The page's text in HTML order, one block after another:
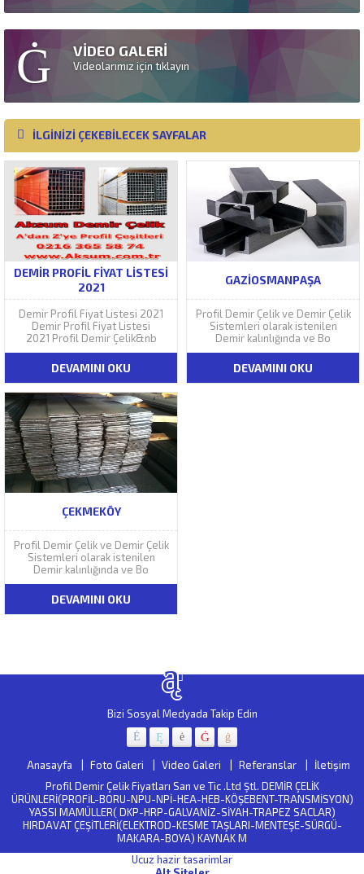
VİDEO GALERİ
Videolarımız için tıklayın
İLGİNİZİ ÇEKEBİLECEK SAYFALAR
DEMIR PROFIL FIYAT LISTESI
2021
Demir Profil Fiyat Listesi 2021
Demir Profil Fiyat Listesi
2021 Profil Demir Çelik&nb
DEVAMINI OKU
GAZIOSMANPAŞA
Profil Demir Çelik ve Demir Çelik
Sistemleri olarak istenilen
Demir kalınlığında ve Bo
DEVAMINI OKU
ÇEKMEKÖY
Profil Demir Çelik ve Demir Çelik
Sistemleri olarak istenilen
Demir kalınlığında ve Bo
DEVAMINI OKU
Bizi Sosyal Medyada Takip Edin
Anasayfa Foto Galeri Video Galeri Referanslar
İletişim
Profil Demir Çelik Fiyatları San ve Tic .Ltd Ştl. DEMİR ÇELİK
ÜRÜNLERİ(PROFİL-BORU-NPU-NPİ-HEA-HEB-KÖŞEBENT-TRANSMİSYON)
YASSI MAMÜLLER( DKP-HRP-GALVANİZ-SİYAH-TRAPEZ SACLAR)
HIRDAVAT ÇEŞİTLERİ(ELEKTROD-KESME TAŞLARI-MENTEŞE-SÜRGÜ-
MAKARA-BOYA) KAYNAK M
Ucuz hazir tasarimlar